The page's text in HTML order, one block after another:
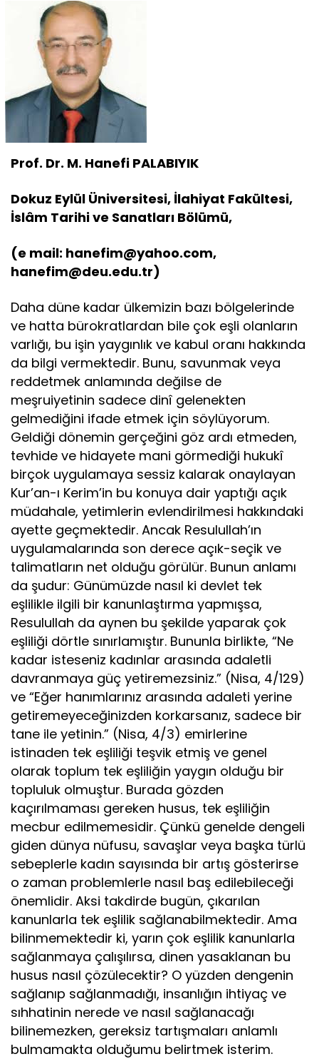
Prof. Dr. M. Hanefi PALABIYIK
Dokuz Eylül Üniversitesi, İlahiyat Fakültesi,
İslâm Tarihi ve Sanatları Bölümü,
(e mail: hanefim@yahoo.com,
hanefim@deu.edu.tr)
Daha düne kadar ülkemizin bazı bölgelerinde
ve hatta bürokratlardan bile çok eşli olanların
varlığı, bu işin yaygınlık ve kabul oranı hakkında
da bilgi vermektedir. Bunu, savunmak veya
reddetmek anlamında değilse de
meşruiyetinin sadece dinî gelenekten
gelmediğini ifade etmek için söylüyorum.
Geldiği dönemin gerçeğini göz ardı etmeden,
tevhide ve hidayete mani görmediği hukukî
birçok uygulamaya sessiz kalarak onaylayan
Kur’an-ı Kerim’in bu konuya dair yaptığı açık
müdahale, yetimlerin evlendirilmesi hakkındaki
ayette geçmektedir. Ancak Resulullah’ın
uygulamalarında son derece açık-seçik ve
talimatların net olduğu görülür. Bunun anlamı
da şudur: Günümüzde nasıl ki devlet tek
eşlilikle ilgili bir kanunlaştırma yapmışsa,
Resulullah da aynen bu şekilde yaparak çok
eşliliği dörtle sınırlamıştır. Bununla birlikte, “Ne
kadar isteseniz kadınlar arasında adaletli
davranmaya güç yetiremezsiniz.” (Nisa, 4/129)
ve “Eğer hanımlarınız arasında adaleti yerine
getiremeyeceğinizden korkarsanız, sadece bir
tane ile yetinin.” (Nisa, 4/3) emirlerine
istinaden tek eşliliği teşvik etmiş ve genel
olarak toplum tek eşliliğin yaygın olduğu bir
topluluk olmuştur. Burada gözden
kaçırılmaması gereken husus, tek eşliliğin
mecbur edilmemesidir. Çünkü genelde dengeli
giden dünya nüfusu, savaşlar veya başka türlü
sebeplerle kadın sayısında bir artış gösterirse
o zaman problemlerle nasıl baş edilebileceği
önemlidir. Aksi takdirde bugün, çıkarılan
kanunlarla tek eşlilik sağlanabilmektedir. Ama
bilinmemektedir ki, yarın çok eşlilik kanunlarla
sağlanmaya çalışılırsa, dinen yasaklanan bu
husus nasıl çözülecektir? O yüzden dengenin
sağlanıp sağlanmadığı, insanlığın ihtiyaç ve
sıhhatinin nerede ve nasıl sağlanacağı
bilinemezken, gereksiz tartışmaları anlamlı
bulmamakta olduğumu belirtmek isterim.